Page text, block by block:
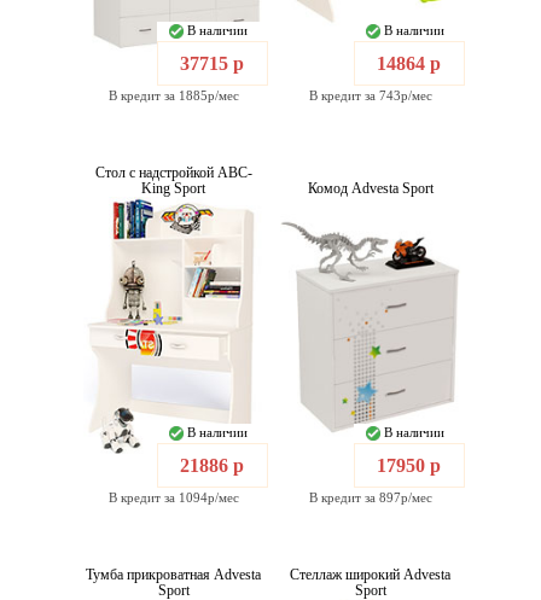
В наличии
37715 р
В кредит за 1885р/мес
В наличии
14864 р
В кредит за 743р/мес
Стол с надстройкой ABC-
King Sport
В наличии
21886 р
В кредит за 1094р/мес
Комод Advesta Sport
В наличии
17950 р
В кредит за 897р/мес
Тумба прикроватная Advesta
Sport
Стеллаж широкий Advesta
Sport